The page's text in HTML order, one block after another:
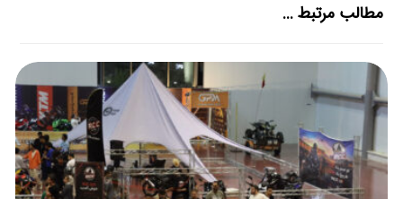
مطالب مرتبط ...